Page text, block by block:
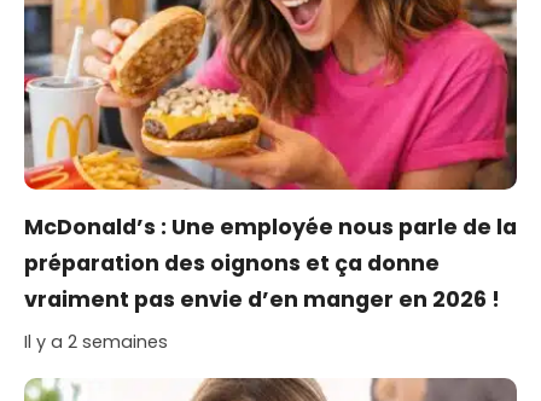
McDonald’s : Une employée nous parle de la
préparation des oignons et ça donne
vraiment pas envie d’en manger en 2026 !
Il y a 2 semaines